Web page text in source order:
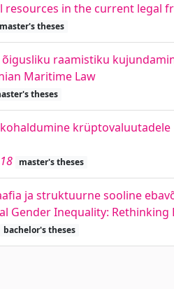
in the current legal
master's theses
raamistiku
Maritime Law
theses
master's theses
ja struktuurne sooline
Gender Inequality: Rethinking
bachelor's theses